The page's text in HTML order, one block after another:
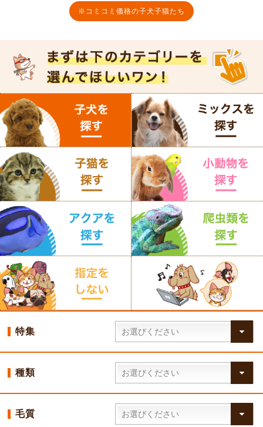
※コミコミ価格の子犬子猫たち
特集
種類
毛質